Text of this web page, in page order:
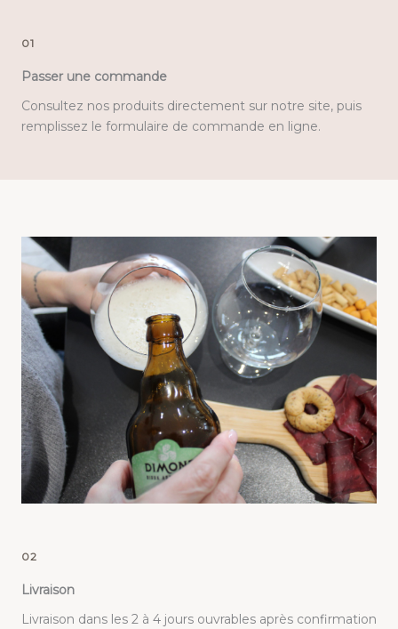
01
Passer une commande
Consultez nos produits directement sur notre site, puis
remplissez le formulaire de commande en ligne.
02
Livraison
Livraison dans les 2 à 4 jours ouvrables après confirmation